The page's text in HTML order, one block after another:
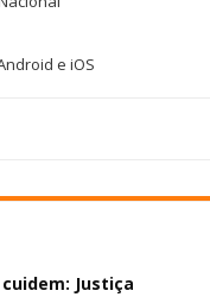
e iOS
Justiça